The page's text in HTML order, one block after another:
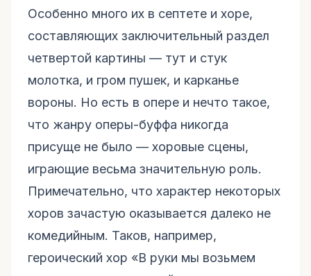
Особенно много их в септете и хоре,
составляющих заключительный раздел
четвертой картины — тут и стук
молотка, и гром пушек, и карканье
вороны. Но есть в опере и нечто такое,
что жанру оперы-буффа никогда
присуще не было — хоровые сцены,
играющие весьма значительную роль.
Примечательно, что характер некоторых
хоров зачастую оказывается далеко не
комедийным. Таков, например,
героический хор «В руки мы возьмем